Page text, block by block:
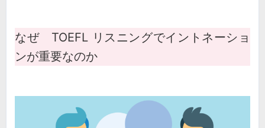
なぜ TOEFL リスニングでイントネーショ
ンが重要なのか